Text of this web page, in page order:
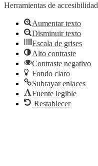
Herramientas de accesibilidad
Aumentar texto
Disminuir texto
Escala de grises
Alto contraste
Contraste negativo
Fondo claro
Subrayar enlaces
Fuente legible
Restablecer